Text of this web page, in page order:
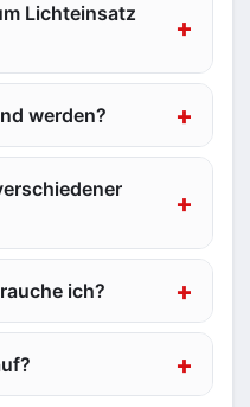
Lichteinsatz
werden?
ich?